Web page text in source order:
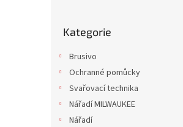
kategorie
Kategorie
Brusivo
Ochranné pomůcky
Svařovací technika
Nářadí MILWAUKEE
Nářadí